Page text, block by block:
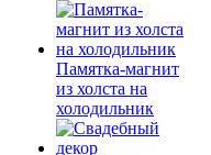
Памятка-магнит
из холста на
холодильник